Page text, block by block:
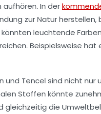
In der
zur Natur
leuchtende Farben
Beispielsweise
und Tencel sind nicht nur
Stoffen könnte
die